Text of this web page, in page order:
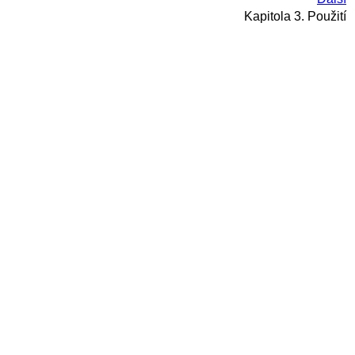
Kapitola 3. Použití